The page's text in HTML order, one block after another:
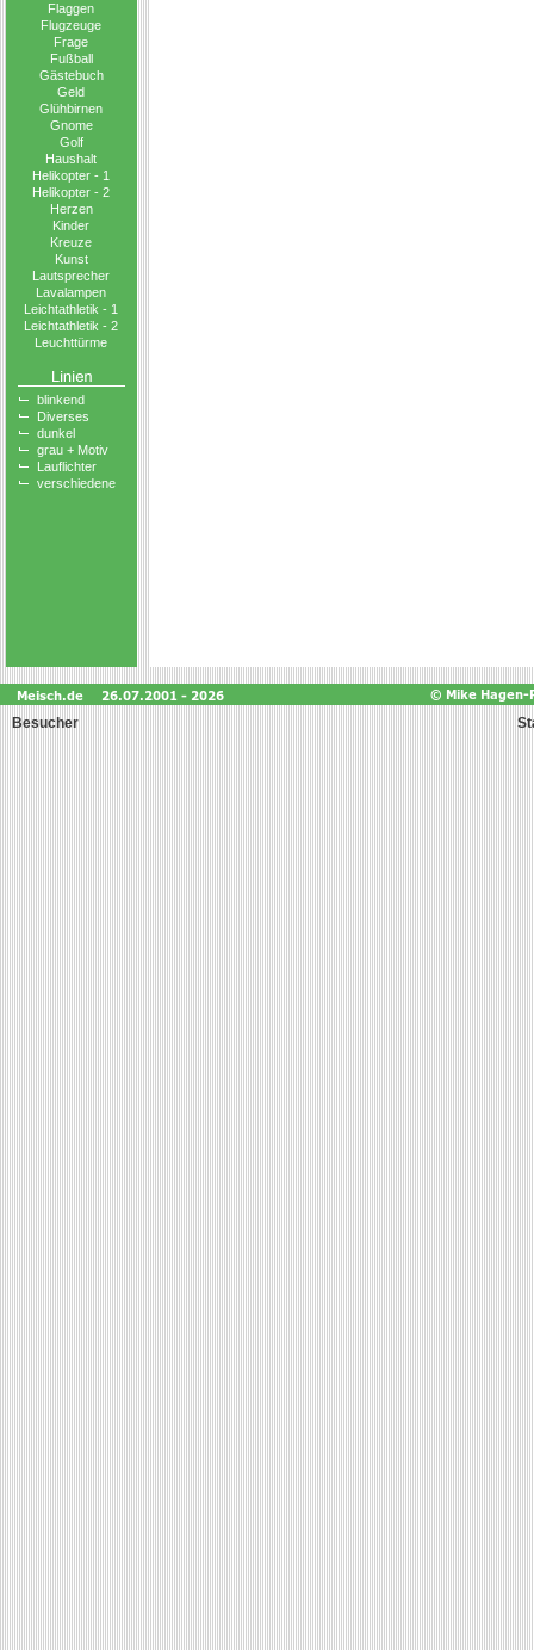
Flaggen
Flugzeuge
Frage
Fußball
Gästebuch
Geld
Glühbirnen
Gnome
Golf
Haushalt
Helikopter - 1
Helikopter - 2
Herzen
Kinder
Kreuze
Kunst
Lautsprecher
Lavalampen
Leichtathletik - 1
Leichtathletik - 2
Leuchttürme
blinkend
Diverses
dunkel
grau + Motiv
Lauflichter
verschiedene
Besucher